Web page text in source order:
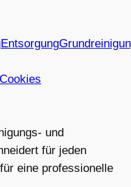
Entsorgung
Cookies
und
für jeden
eine professionelle